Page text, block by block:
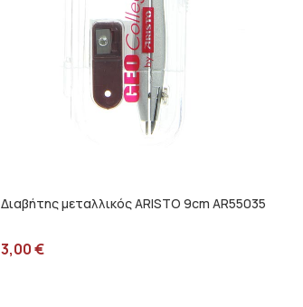
Διαβήτης μεταλλικός ARISTO 9cm AR55035
3,00€